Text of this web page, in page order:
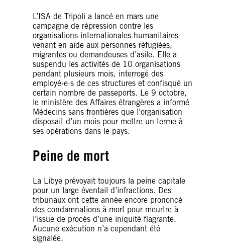
L’ISA de Tripoli a lancé en mars une
campagne de répression contre les
organisations internationales humanitaires
venant en aide aux personnes réfugiées,
migrantes ou demandeuses d’asile. Elle a
suspendu les activités de 10 organisations
pendant plusieurs mois, interrogé des
employé·e·s de ces structures et confisqué un
certain nombre de passeports. Le 9 octobre,
le ministère des Affaires étrangères a informé
Médecins sans frontières que l’organisation
disposait d’un mois pour mettre un terme à
ses opérations dans le pays.
Peine de mort
La Libye prévoyait toujours la peine capitale
pour un large éventail d’infractions. Des
tribunaux ont cette année encore prononcé
des condamnations à mort pour meurtre à
l’issue de procès d’une iniquité flagrante.
Aucune exécution n’a cependant été
signalée.